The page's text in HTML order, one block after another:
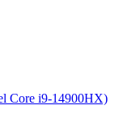
Core i9-14900HX)